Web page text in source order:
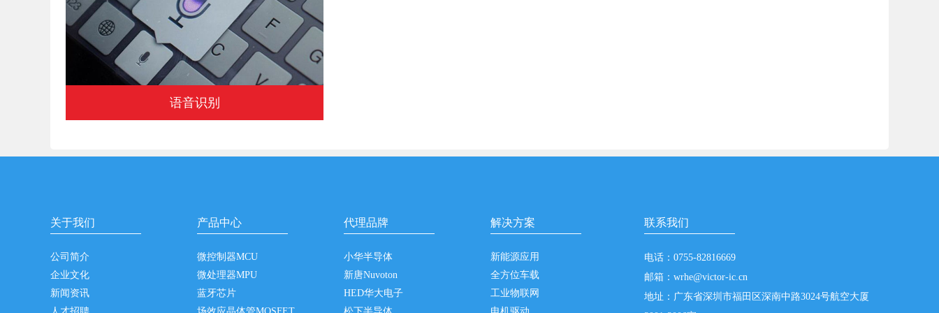
语音识别
关于我们
公司简介
企业文化
新闻资讯
产品中心
微控制器MCU
微处理器MPU
蓝牙芯片
代理品牌
小华半导体
新唐Nuvoton
HED华大电子
解决方案
新能源应用
全方位车载
工业物联网
联系我们
电话：0755-82816669
邮箱：wrhe@victor-ic.cn
地址：广东省深圳市福田区深南中路3024号航空大厦